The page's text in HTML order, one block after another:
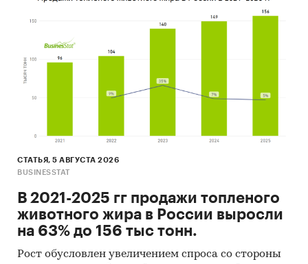
СТАТЬЯ, 5 АВГУСТА 2026
BUSINESSTAT
В 2021-2025 гг продажи топленого
животного жира в России выросли
на 63% до 156 тыс тонн.
Рост обусловлен увеличением спроса со стороны